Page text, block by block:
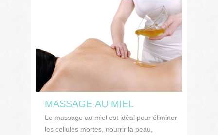
MASSAGE AU MIEL
Le massage au miel est idéal pour éliminer
les cellules mortes, nourrir la peau,